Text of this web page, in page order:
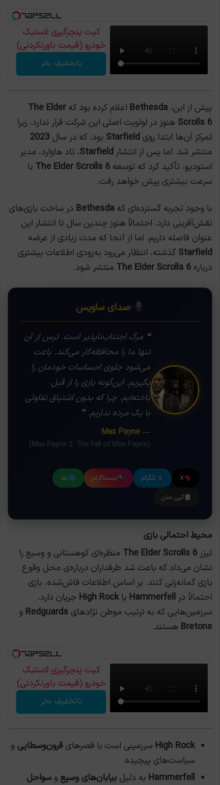
کیت پنچرگیری لاستیک
خودرو (قیمت باورنکردنی)
باتخفیف بخر
پیش از این، Bethesda اعلام کرده بود که The Elder
Scrolls 6 هنوز در اولویت اصلی این شرکت قرار ندارد، زیرا
تمرکز آن‌ها ابتدا روی Starfield بود، که در سال 2023
منتشر شد. اما پس از انتشار Starfield، تاد هاوارد، مدیر
استودیو، تأکید کرد که توسعه The Elder Scrolls 6 با
سرعت بیشتری پیش خواهد رفت.
با وجود تجربه گسترده‌ای که Bethesda در ساخت بازی‌های
نقش‌آفرینی دارد، احتمالاً هنوز چندین سال تا انتشار این
عنوان فاصله داریم. اما از آنجا که مدت زیادی از عرضه
Starfield گذشته، انتظار می‌رود به‌زودی اطلاعات بیشتری
درباره The Elder Scrolls 6 منتشر شود.
صدای ساویس
❝ مرگ اجتناب‌ناپذیر است. ترس از آن
تنها ما را محافظه‌کار می‌کند. باعث
می‌شود جلوی احساسات خودمان را
بگیریم. این‌گونه بازی را از قبل
باخته‌ایم. چرا که بدون اشتیاق تفاوتی
با یک مرده نداریم. ❞
— Max Payne
(Max Payne 2: The Fall of Max Payne)
X تلگرام اینستاگرام
بله
کپی متن
محیط احتمالی بازی
تیزر The Elder Scrolls 6 منظره‌ای کوهستانی و وسیع را
نشان می‌داد که باعث شد طرفداران درباره‌ی محل وقوع
بازی گمانه‌زنی کنند. بر اساس اطلاعات فاش‌شده، بازی
احتمالاً در Hammerfell یاHigh Rock جریان دارد،
سرزمین‌هایی که به ترتیب موطن نژادهای Redguards و
Bretons هستند.
کیت پنچرگیری لاستیک
خودرو (قیمت باورنکردنی)
باتخفیف بخر
High Rock سرزمینی است با قصرهای قرون‌وسطایی و
سیاست‌های پیچیده.
Hammerfell به دلیل بیابان‌های وسیع و سواحل